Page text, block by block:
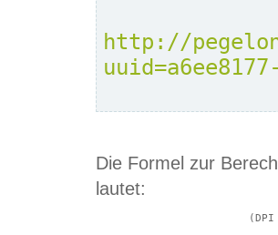
http://
Die Formel zur
lautet: